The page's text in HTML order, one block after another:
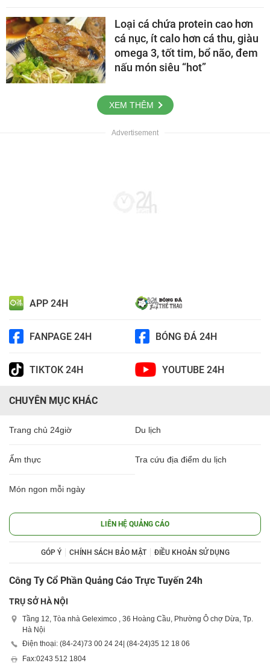
Loại cá chứa protein cao hơn
cá nục, ít calo hơn cá thu, giàu
omega 3, tốt tim, bổ não, đem
nấu món siêu “hot”
XEM THÊM
APP 24H
FANPAGE 24H BÓNG ĐÁ 24H
TIKTOK 24H YOUTUBE 24H
CHUYÊN MỤC KHÁC
Trang chủ 24giờ Du lịch
Ẩm thực Tra cứu địa điểm du lịch
Món ngon mỗi ngày
LIÊN HỆ QUẢNG CÁO
GÓP Ý CHÍNH SÁCH BẢO MẬT ĐIỀU KHOẢN SỬ DỤNG
Công Ty Cổ Phần Quảng Cáo Trực Tuyến 24h
TRỤ SỞ HÀ NỘI
Tầng 12, Tòa nhà Geleximco , 36 Hoàng Cầu, Phường Ô chợ Dừa, Tp.
Hà Nội
Điện thoại: (84-24)73 00 24 24 | (84-24)35 12 18 06
Fax:0243 512 1804